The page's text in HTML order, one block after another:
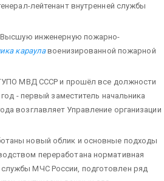
лейтенант внутренней службы
Высшую инженерную пожарно-
караулавоенизированной пожарной
МВД СССР и прошёл все должности
- первый заместитель начальника
возглавляет Управление организации
новый облик и основные подходы
переработана нормативная
МЧС России, подготовлен ряд